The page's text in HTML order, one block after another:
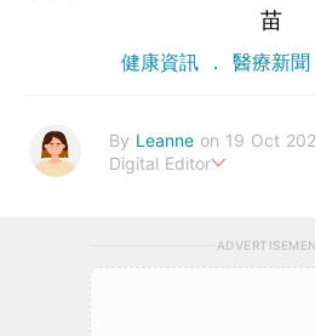
苗
健康資訊 醫療新聞
By Leanne on 19 Oct
Digital Editor